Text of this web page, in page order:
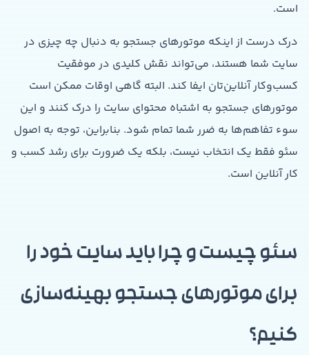
است.
درک درست از اینکه موتورهای جستجو به دنبال چه چیزی در
سایت شما هستند، می‌تواند نقش کلیدی در موفقیت
کسب‌وکار آنلاین‌تان ایفا کند. البته گاهی اوقات ممکن است
موتورهای جستجو به اشتباه محتوای سایت را درک کنند و این
سوء تفاهم‌ها به ضرر شما تمام شود. بنابراین، توجه به اصول
سئو فقط یک انتخاب نیست، بلکه یک ضرورت برای رشد کسب و
کار آنلاین است.
سئو چیست و چرا باید سایت خود را
برای موتورهای جستجو بهینه‌سازی
کنیم؟